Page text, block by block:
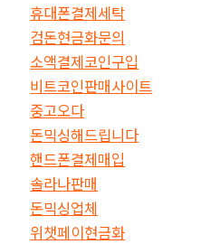
휴대폰결제세탁
검돈현금화문의
소액결제코인구입
비트코인판매사이트
중고오다
돈믹싱해드립니다
핸드폰결제매입
솔라나판매
돈믹싱업체
위챗페이현금화